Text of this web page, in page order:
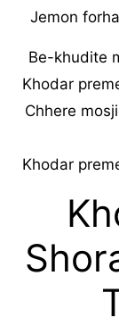
Jemon
Be-khudite
Khodar
Chhere
Khodar